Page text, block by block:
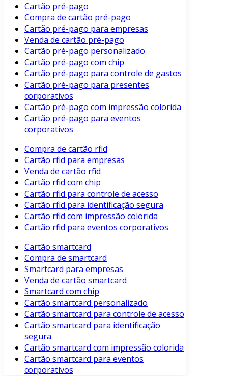
Cartão pré-pago
Compra de cartão pré-pago
Cartão pré-pago para empresas
Venda de cartão pré-pago
Cartão pré-pago personalizado
Cartão pré-pago com chip
Cartão pré-pago para controle de gastos
Cartão pré-pago para presentes
corporativos
Cartão pré-pago com impressão colorida
Cartão pré-pago para eventos
corporativos
Compra de cartão rfid
Cartão rfid para empresas
Venda de cartão rfid
Cartão rfid com chip
Cartão rfid para controle de acesso
Cartão rfid para identificação segura
Cartão rfid com impressão colorida
Cartão rfid para eventos corporativos
Cartão smartcard
Compra de smartcard
Smartcard para empresas
Venda de cartão smartcard
Smartcard com chip
Cartão smartcard personalizado
Cartão smartcard para controle de acesso
Cartão smartcard para identificação
segura
Cartão smartcard com impressão colorida
Cartão smartcard para eventos
corporativos